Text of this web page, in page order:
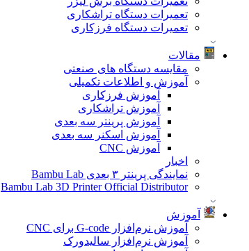
تعمیرات دستگاه تراشکاری
تعمیرات دستگاه فرزکاری
مقالات
مقایسه دستگاه های صنعتی
آموزش و اطلاعات تکمیلی
آموزش فرزکاری
آموزش تراشکاری
آموزش پرینتر سه بعدی
آموزش اسکنر سه بعدی
آموزش CNC
اخبار
نمایندگی پرینتر ۳ بعدی Bambu Lab
Bambu Lab 3D Printer Official Distributor
آموزش
آموزش نرم‌افزار G-code برای CNC
آموزش نرم‌افزار سالیدورک